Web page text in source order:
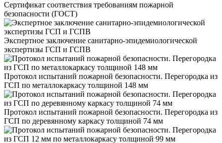
Сертификат соответствия требованиям пожарной
безопасности (ГОСТ)
Экспертное заключение санитарно-эпидемиологической
экспертизы ГСП и ГСПВ
Протокол испытаний пожарной безопасности. Перегородка из
ГСП по металлокаркасу толщиной 148 мм
Протокол испытаний пожарной безопасности. Перегородка из
ГСП по деревянному каркасу толщиной 74 мм